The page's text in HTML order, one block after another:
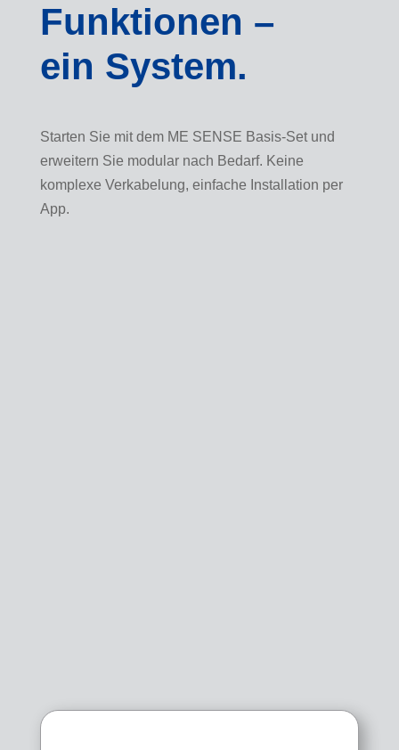
Funktionen –
ein System.
Starten Sie mit dem ME SENSE Basis-Set und
erweitern Sie modular nach Bedarf. Keine
komplexe Verkabelung, einfache Installation per
App.